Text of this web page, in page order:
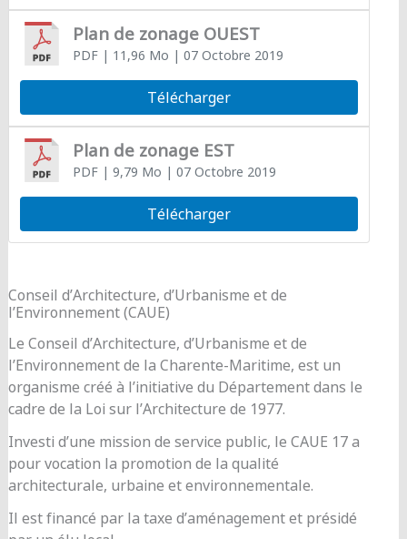
Plan de zonage OUEST
PDF| 11,96 Mo | 07 Octobre 2019
Télécharger
Plan de zonage EST
PDF| 9,79 Mo | 07 Octobre 2019
Télécharger
Conseil d’Architecture, d’Urbanisme et de
l’Environnement (CAUE)
Le Conseil d’Architecture, d’Urbanisme et de
l’Environnement de la Charente-Maritime, est un
organisme créé à l’initiative du Département dans le
cadre de la Loi sur l’Architecture de 1977.
Investi d’une mission de service public, le CAUE 17 a
pour vocation la promotion de la qualité
architecturale, urbaine et environnementale.
Il est financé par la taxe d’aménagement et présidé